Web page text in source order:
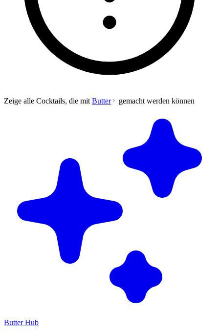
Zeige alle Cocktails, die mit Butter gemacht werden können
Butter Hub